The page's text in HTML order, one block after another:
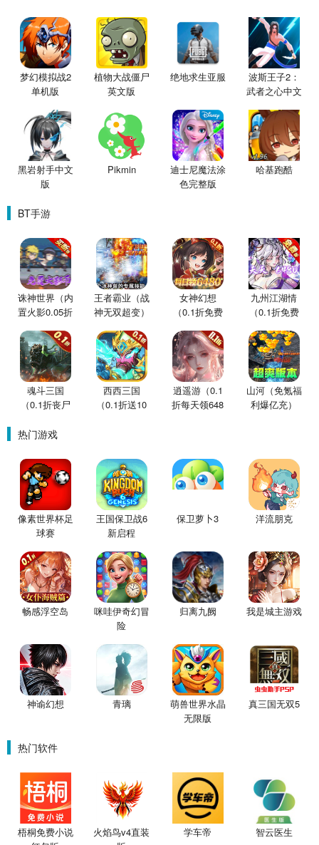
梦幻模拟战2
单机版
植物大战僵尸
英文版
绝地求生亚服
波斯王子2：
武者之心中文
黑岩射手中文
版
Pikmin
迪士尼魔法涂
色完整版
哈基跑酷
BT手游
诛神世界（内
置火影0.05折
王者霸业（战
神无双超变）
女神幻想
（0.1折免费
九州江湖情
（0.1折免费
魂斗三国
（0.1折丧尸
西西三国
（0.1折送10
逍遥游（0.1
折每天领648
山河（免氪福
利爆亿充）
热门游戏
像素世界杯足
球赛
王国保卫战6
新启程
保卫萝卜3 洋流朋克
畅感浮空岛
咪哇伊奇幻冒
险
归离九阙 我是城主游戏
神谕幻想 青璃
萌兽世界水晶
无限版
真三国无双5
热门软件
梧桐免费小说
火焰鸟v4直装
学车帝 智云医生